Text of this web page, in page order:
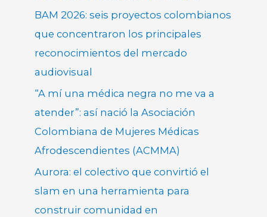
BAM 2026: seis proyectos colombianos
que concentraron los principales
reconocimientos del mercado
audiovisual
“A mí una médica negra no me va a
atender”: así nació la Asociación
Colombiana de Mujeres Médicas
Afrodescendientes (ACMMA)
Aurora: el colectivo que convirtió el
slam en una herramienta para
construir comunidad en